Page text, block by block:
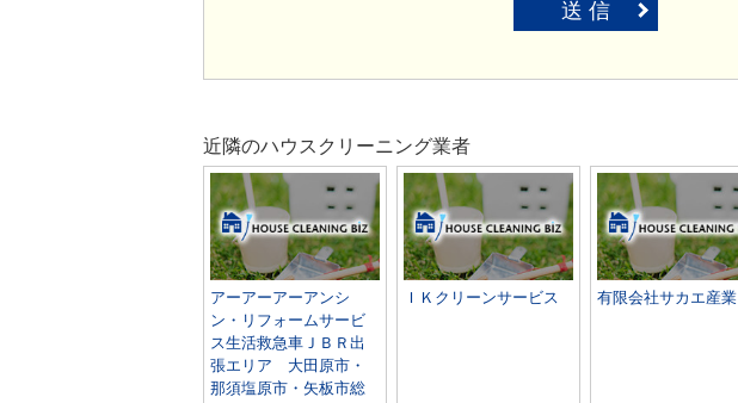
送 信
近隣のハウスクリーニング業者
アーアーアーアンシ
ン・リフォームサービ
ス生活救急車ＪＢＲ出
張エリア 大田原市・
那須塩原市・矢板市総
ＩＫクリーンサービス 有限会社サカエ産業